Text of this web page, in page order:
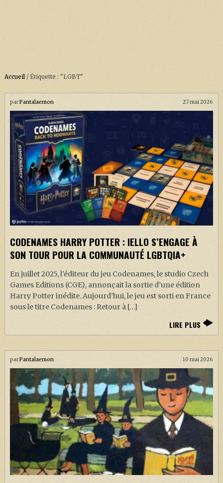
ACCUEIL
À PROPOS
SOUTENEZ-NOUS !
LA SÉRIE HARRY POTTER (REBOOT)
HARRY POTTER : LIVRES
BIOPICS DE HARRY POTTER
LES ANIMAUX FANTASTIQUES
J. K. ROWLING
ARTISANAT MOLDU
FANDOM
CULTURE
PODCASTS
LES GRANDS ARTICLES DE LA GAZETTE
DOSSIERS
JEUX
Accueil/ Étiquette : "LGBT"
parPantalaemon 27 mai 2026
CODENAMES HARRY POTTER : IELLO S’ENGAGE À
SON TOUR POUR LA COMMUNAUTÉ LGBTQIA+
En juillet 2025, l’éditeur du jeu Codenames, le studio Czech
Games Editions (CGE), annonçait la sortie d’une édition
Harry Potter inédite. Aujourd’hui, le jeu est sorti en France
sous le titre Codenames : Retour à […]
LIRE PLUS
parPantalaemon 10 mai 2026